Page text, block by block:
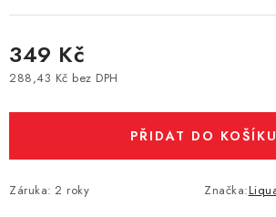
Kontakty
Prodejny Volná místa
349 Kč
288,43 Kč bez DPH
PŘIDAT DO KOŠÍKU
Záruka: 2 roky Značka: